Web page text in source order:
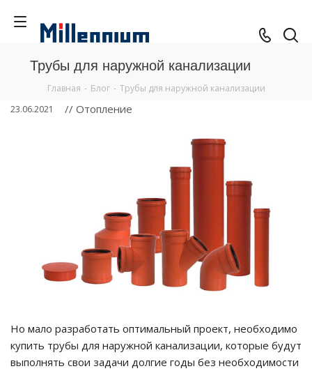
Трубы для наружной канализации
Главная - Блог - Трубы для наружной канализации
23.06.2021
// Отопление
Но мало разработать оптимальный проект, необходимо
купить трубы для наружной канализации, которые будут
выполнять свои задачи долгие годы без необходимости